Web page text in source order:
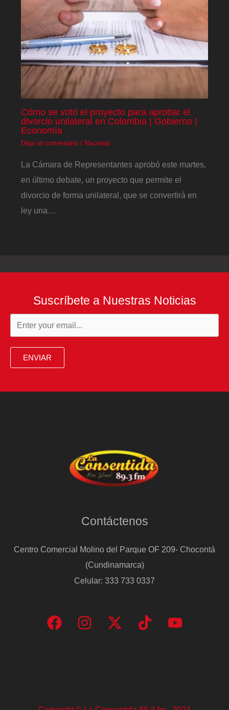
Cómo se votó el proyecto para aprobar el
divorcio unilateral en Colombia | Gobierno |
Economía
Deja un comentario / Nacional
La Cámara de Representantes aprobó este martes,
en último debate, un proyecto que permite el
divorcio de forma unilateral, que se convertirá en
ley una…
Suscríbete a Nuestras Noticias
ENVIAR
Contáctenos
Centro Comercial Molino del Parque OF 209- Chocontá
(Cundinamarca)
Celular: 333 733 0337